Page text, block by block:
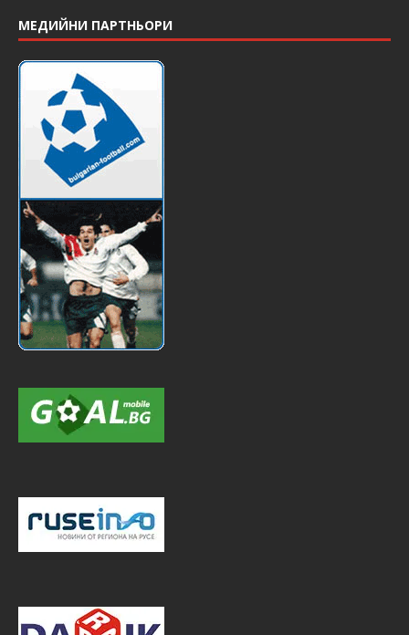
МЕДИЙНИ ПАРТНЬОРИ